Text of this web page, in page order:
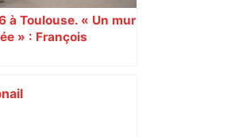
à Toulouse. « Un mur
» : François